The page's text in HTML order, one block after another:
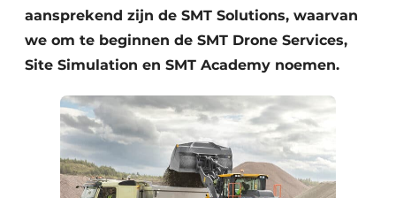
aansprekend zijn de SMT Solutions, waarvan
we om te beginnen de SMT Drone Services,
Site Simulation en SMT Academy noemen.